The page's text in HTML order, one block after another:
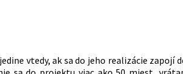
vtedy, ak sa do jeho realizácie zapojí